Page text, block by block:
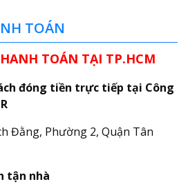
TOÁN
TOÁN TẠI TP.HCM
đóng tiền trực tiếp tại Công
Đằng, Phường 2, Quận Tân
tận nhà